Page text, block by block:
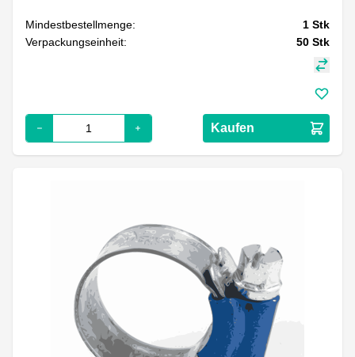
Mindestbestellmenge: 1 Stk
Verpackungseinheit:
50 Stk
Kaufen